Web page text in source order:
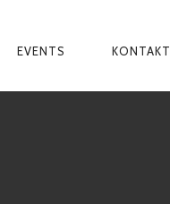
EVENTS KONTAKT